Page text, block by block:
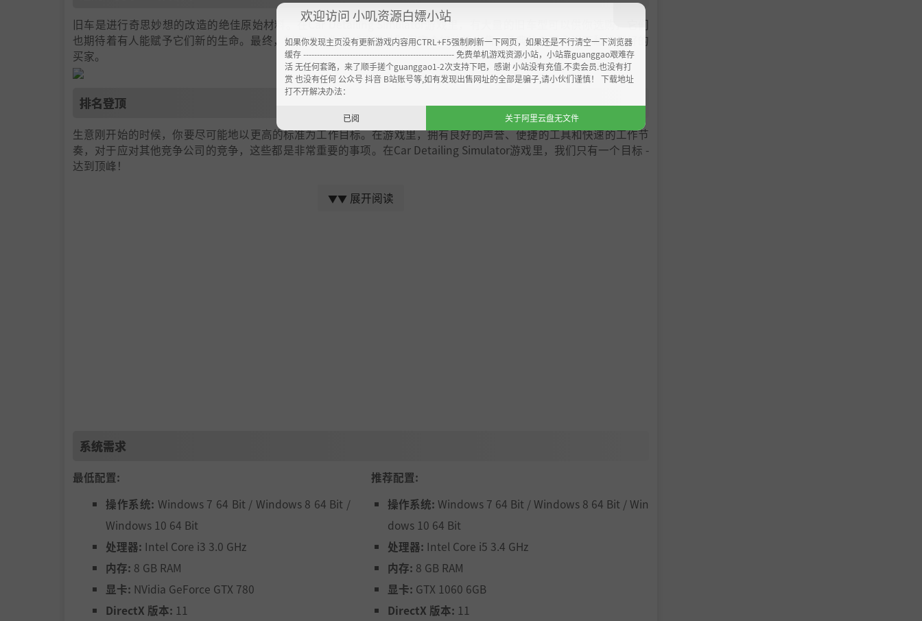
旧车是进行奇思妙想的改造的绝佳原始材料。在Car Detailing Simulator游戏里，有大量的旧车型可以供你选购，它们
也期待着有人能赋予它们新的生命。最终，别忘了给你的“宝贝儿”们定个好价格出售 - 经典的东西永远不愁找到好的
买家。
排名登顶
生意刚开始的时候，你要尽可能地以更高的标准为工作目标。在游戏里，拥有良好的声誉、便捷的工具和快速的工作节
奏，对于应对其他竞争公司的竞争，这些都是非常重要的事项。在Car Detailing Simulator游戏里，我们只有一个目标 -
达到顶峰！
▼▼ 展开阅读
系统需求
最低配置:
操作系统: Windows 7 64 Bit / Windows 8 64 Bit /
Windows 10 64 Bit
处理器: Intel Core i3 3.0 GHz
内存: 8 GB RAM
显卡: NVidia GeForce GTX 780
DirectX 版本: 11
推荐配置:
操作系统: Windows 7 64 Bit / Windows 8 64 Bit / Win
dows 10 64 Bit
处理器: Intel Core i5 3.4 GHz
内存: 8 GB RAM
显卡: GTX 1060 6GB
DirectX 版本: 11
欢迎访问 小叽资源白嫖小站
如果你发现主页没有更新游戏内容用CTRL+F5强制刷新一下网页，如果还是不行清空一下浏览器
缓存 ------------------------------------------------------- 免费单机游戏资源小站，小站靠guanggao艰难存
活 无任何套路，来了顺手搓个guanggao1-2次支持下吧，感谢 小站没有充值.不卖会员.也没有打
赏 也没有任何 公众号 抖音 B站账号等,如有发现出售网址的全部是骗子,请小伙们谨慎！ 下载地址
打不开解决办法：
已阅 关于阿里云盘无文件